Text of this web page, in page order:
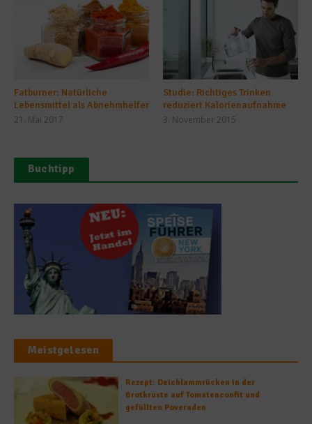
Fatburner: Natürliche
Lebensmittel als Abnehmhelfer
21. Mai 2017
Studie: Richtiges Trinken
reduziert Kalorienaufnahme
3. November 2015
Buchtipp
Meistgelesen
Rezept: Deichlammrücken in der
Brotkruste auf Tomatenconfit und
gefüllten Poveraden